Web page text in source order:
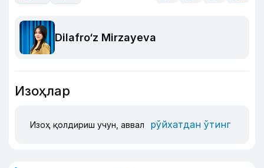
Dilafro‘z Mirzayeva
Изоҳлар
Изоҳ қолдириш учун, аввал рўйхатдан ўтинг